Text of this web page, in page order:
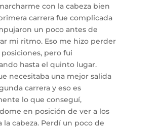
con la cabeza bien
carrera fue complicada
un poco antes de
mi ritmo. Eso me hizo perder
pero fui
hasta el quinto lugar.
necesitaba una mejor salida
carrera y eso es
lo que conseguí,
en posición de ver a los
la cabeza. Perdí un poco de